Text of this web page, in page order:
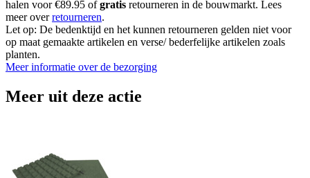
halen voor €89.95 ofgratis retourneren in de bouwmarkt. Lees
meer overretourneren.
Let op: De bedenktijd en het kunnen retourneren gelden niet voor
op maat gemaakte artikelen en verse/ bederfelijke artikelen zoals
planten.
Meer informatie over de bezorging
Meer uit deze actie